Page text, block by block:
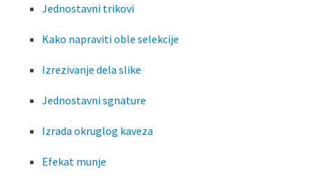
Jednostavni trikovi
Kako napraviti oble selekcije
Izrezivanje dela slike
Jednostavni sgnature
Izrada okruglog kaveza
Efekat munje